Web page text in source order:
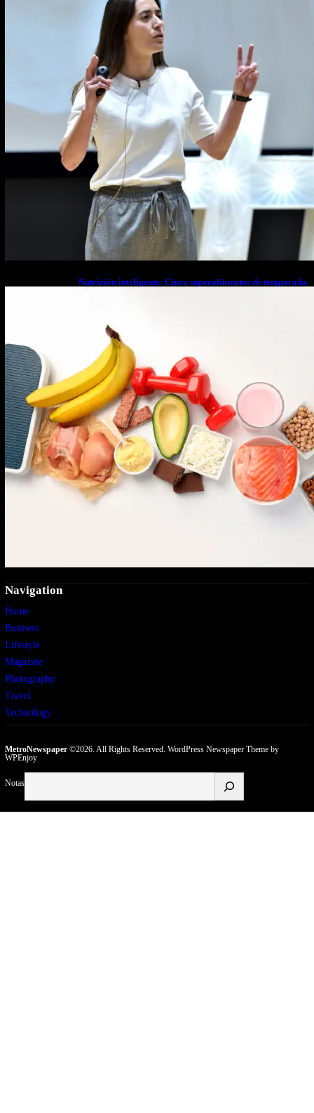
Nutrición inteligente: Cinco superalimentos de temporada
Navigation
Home
Business
Lifestyle
Magazine
Photography
Travel
Technology
MetroNewspaper©2026. All Rights Reserved. WordPress Newspaper Themeby
WPEnjoy
Notas